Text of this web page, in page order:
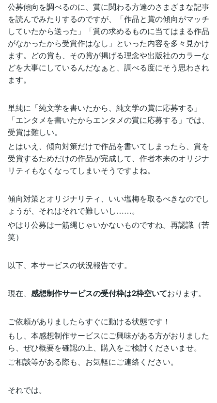
公募傾向を調べるのに、賞に関わる方達のさまざまな記事
を読んでみたりするのですが、「作品と賞の傾向がマッチ
していたから送った」「賞の求めるものに当てはまる作品
がなかったから受賞作はなし」といった内容を多々見かけ
ます。どの賞も、その賞が掲げる理念や出版社のカラーな
どを大事にしているんだなぁと、調べる度にそう思わされ
ます。
単純に「純文学を書いたから、純文学の賞に応募する」
「エンタメを書いたからエンタメの賞に応募する」では、
受賞は難しい。
とはいえ、傾向対策だけで作品を書いてしまったら、賞を
受賞するためだけの作品が完成して、作者本来のオリジナ
リティもなくなってしまいそうですよね。
傾向対策とオリジナリティ、いい塩梅を取るべきなのでし
ょうが、それはそれで難しいし……。
やはり公募は一筋縄じゃいかないものですね。再認識（苦
笑）
以下、本サービスの状況報告です。
現在、 感想制作サービスの受付枠は2枠空いております。
ご依頼がありましたらすぐに動ける状態です！
もし、本感想制作サービスにご興味がある方がおりました
ら、ぜひ概要を確認の上、購入をご検討くださいませ。
ご相談等がある際も、お気軽にご連絡ください。
それでは。